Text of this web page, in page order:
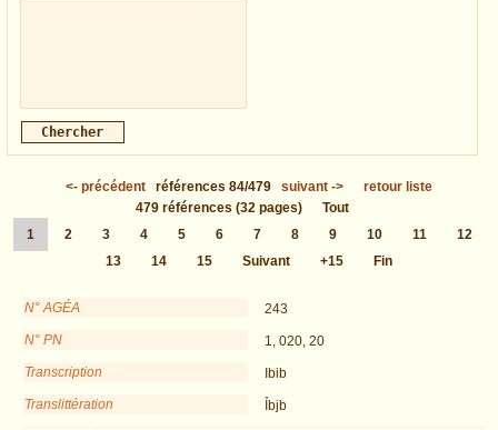
<- précédent références 84/479 suivant ->
retour liste
479 références (32 pages)
Tout
1
2 3 4 5 6 7 8 9 10 11
12
13
14 15 Suivant +15 Fin
N° AGÉA
243
N° PN
1, 020, 20
Transcription
Ibib
Translittération
Ỉbjb